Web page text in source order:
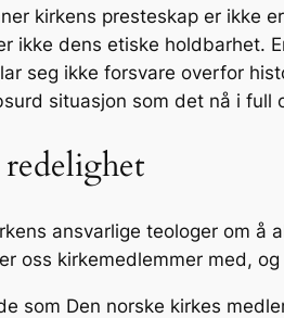
kirkens presteskap er ikke
ikke dens etiske holdbarhet.
seg ikke forsvare overfor
situasjon som det nå i full
ansvarlige teologer om å
oss kirkemedlemmer med,
som Den norske kirkes